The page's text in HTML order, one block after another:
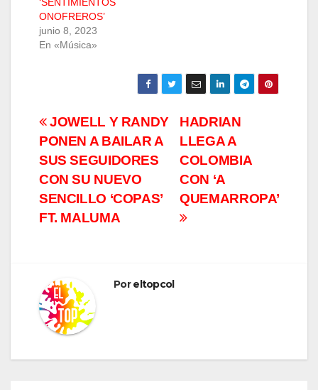
ONOFREROS’
junio 8, 2023
En «Música»
Navegación
de
entradas
HADRIAN
LLEGA A
COLOMBIA
CON ‘A
QUEMARROPA’
JOWELL Y RANDY
PONEN A BAILAR A
SUS SEGUIDORES
CON SU NUEVO
SENCILLO ‘COPAS’
FT. MALUMA
Poreltopcol